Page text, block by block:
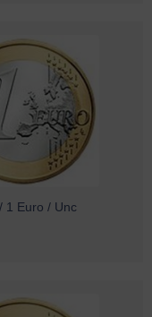
1 Euro / Unc